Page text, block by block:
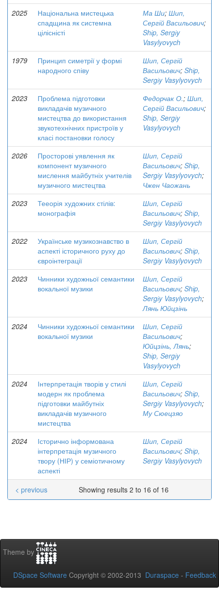
2025
Національна мистецька
спадщина як системна
цілісністі
Ма Ши; Шип,
Сергій Васильович;
Shіp, Sergіy
Vasylyovych
1979
Принцип симетрії у формі
народного співу
Шип, Сергій
Васильович; Shіp,
Sergіy Vasylyovych
2023
Проблема підготовки
викладачів музичного
мистецтва до використання
звукотехнічних пристроїв у
класі постановки голосу
Федорчак О.; Шип,
Сергій Васильович;
Shіp, Sergіy
Vasylyovych
2026
Просторові уявлення як
компонент музичного
мислення майбутніх учителів
музичного мистецтва
Шип, Сергій
Васильович; Shіp,
Sergіy Vasylyovych;
Чжен Чаожань
2023
Тееорія художних стілів:
монографія
Шип, Сергій
Васильович; Shіp,
Sergіy Vasylyovych
2022
Українське музикознавство в
аспекті історичного руху до
євроінтеграції
Шип, Сергій
Васильович; Shіp,
Sergіy Vasylyovych
2023
Чинники художньої семантики
вокальної музики
Шип, Сергій
Васильович; Shіp,
Sergіy Vasylyovych;
Лянь Юйцзінь
2024
Чинники художньої семантики
вокальної музики
Шип, Сергій
Васильович;
Юйцзінь, Лянь;
Shіp, Sergіy
Vasylyovych
2024
Інтерпретація творів у стилі
модерн як проблема
підготовки майбутніх
викладачів музичного
мистецтва
Шип, Сергій
Васильович; Shіp,
Sergіy Vasylyovych;
Му Сюецзяо
2024
Історично інформована
інтерпретація музичного
твору (НІР) у семіотичному
аспекті
Шип, Сергій
Васильович; Shіp,
Sergіy Vasylyovych
Showing results 2 to 16 of 16
< previous
Theme by
DSpace Software Copyright © 2002-2013 Duraspace - Feedback